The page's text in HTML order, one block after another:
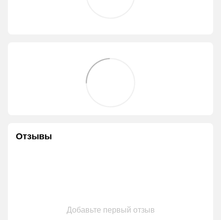
Отзывы
Добавьте первый отзыв